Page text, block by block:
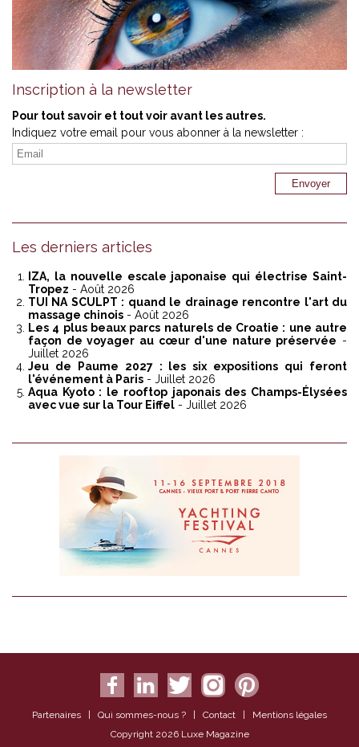
Inscription à la newsletter
Pour tout savoir et tout voir avant les autres.
Indiquez votre email pour vous abonner à la newsletter :
Les derniers articles
IZA, la nouvelle escale japonaise qui électrise Saint-
Tropez - Août 2026
TUI NA SCULPT : quand le drainage rencontre l'art du
massage chinois - Août 2026
Les 4 plus beaux parcs naturels de Croatie : une autre
façon de voyager au cœur d'une nature préservée -
Juillet 2026
Jeu de Paume 2027 : les six expositions qui feront
l'événement à Paris - Juillet 2026
Aqua Kyoto : le rooftop japonais des Champs-Élysées
avec vue sur la Tour Eiffel - Juillet 2026
Partenaires Qui sommes-nous ? Contact
Mentions légales
Copyright 2026 Luxe Magazine